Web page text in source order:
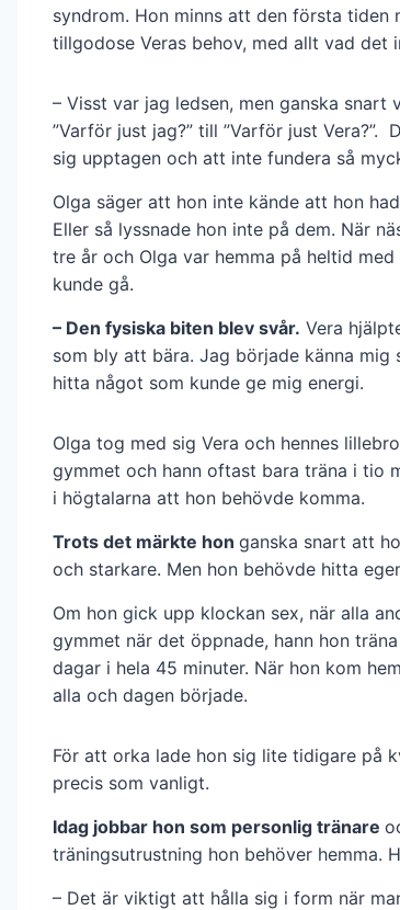
syndrom. Hon minns att den första tiden
tillgodose Veras behov, med allt vad det
– Visst var jag ledsen, men ganska snart
”Varför just jag?” till ”Varför just Vera?”.
sig upptagen och att inte fundera så
Olga säger att hon inte kände att hon
Eller så lyssnade hon inte på dem. När
tre år och Olga var hemma på heltid
kunde gå.
– Den fysiska biten blev svår. Vera
som bly att bära. Jag började känna mig
hitta något som kunde ge mig energi.
Olga tog med sig Vera och hennes
gymmet och hann oftast bara träna i tio
i högtalarna att hon behövde komma.
Trots det märkte hon ganska snart att
och starkare. Men hon behövde hitta
Om hon gick upp klockan sex, när alla
gymmet när det öppnade, hann hon
dagar i hela 45 minuter. När hon kom
alla och dagen började.
För att orka lade hon sig lite tidigare på
precis som vanligt.
Idag jobbar hon som personlig tränare
träningsutrustning hon behöver hemma.
– Det är viktigt att hålla sig i form när